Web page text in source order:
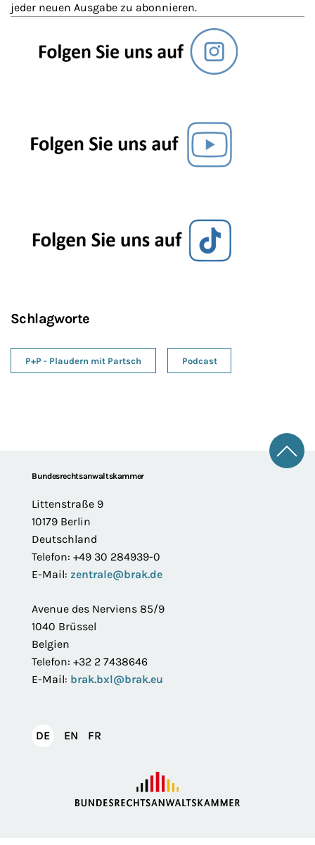
jeder neuen Ausgabe zu abonnieren.
Schlagworte
P+P - Plaudern mit Partsch Podcast
FooterBundesrechtsanwaltskammer
Littenstraße 9
10179 Berlin
Deutschland
Telefon: +49 30 284939-0
E-Mail: zentrale@brak.de
Avenue des Nerviens 85/9
1040 Brüssel
Belgien
Telefon: +32 2 7438646
E-Mail: brak.bxl@brak.eu
DEDeutsch
EN English
FR